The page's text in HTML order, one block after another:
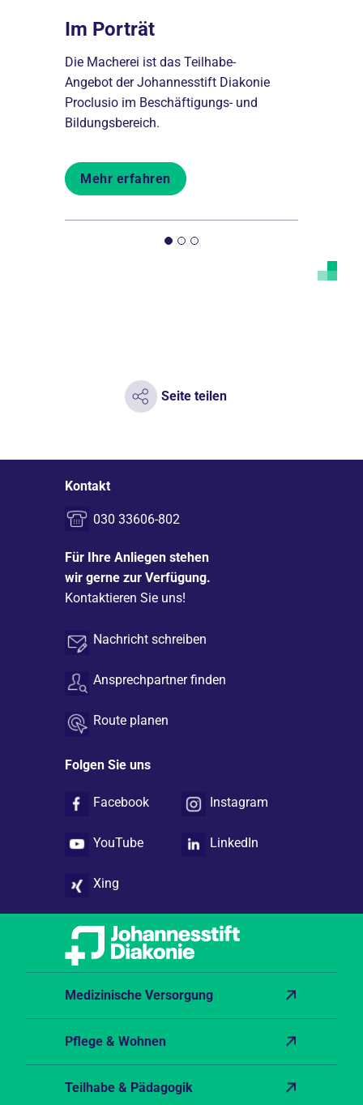
Im Porträt
Die Macherei ist das Teilhabe-
Angebot der Johannesstift Diakonie
Proclusio im Beschäftigungs- und
Bildungsbereich.
Mehr erfahren
Seite teilen
Kontakt
030 33606-802
Für Ihre Anliegen stehen
wir gerne zur Verfügung.
Kontaktieren Sie uns!
Nachricht schreiben
Ansprechpartner finden
Route planen
Folgen Sie uns
Facebook Instagram
YouTube LinkedIn
Xing
Medizinische Versorgung
Pflege & Wohnen
Teilhabe & Pädagogik